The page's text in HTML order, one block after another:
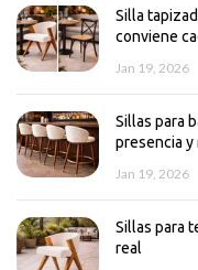
Silla
conviene
Jan 19, 2026
Sillas para
presencia y
Jan 19, 2026
Sillas para
real